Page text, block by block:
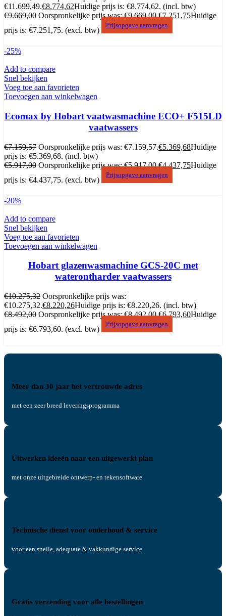
€11.699,49.€8.774,62Huidige prijs is: €8.774,62. (incl. btw)
€9.669,00 Oorspronkelijke prijs was: €9.669,00.€7.251,75Huidige
prijs is: €7.251,75. (excl. btw)
Prijsopgave aanvragen
-25%
Add to compare
Snel bekijken
Voeg toe aan favorieten
Toevoegen aan winkelwagen
Ecomax by Hobart vaatwasmachine ECO+ F515LD
vaatwassers
€7.159,57 Oorspronkelijke prijs was: €7.159,57.€5.369,68Huidige
prijs is: €5.369,68. (incl. btw)
€5.917,00 Oorspronkelijke prijs was: €5.917,00.€4.437,75Huidige
prijs is: €4.437,75. (excl. btw)
Prijsopgave aanvragen
-20%
Add to compare
Snel bekijken
Voeg toe aan favorieten
Toevoegen aan winkelwagen
Hobart glazenwasmachine GCS-20C met
waterontharder vaatwassers
€10.275,32 Oorspronkelijke prijs was:
€10.275,32.€8.220,26Huidige prijs is: €8.220,26. (incl. btw)
€8.492,00 Oorspronkelijke prijs was: €8.492,00.€6.793,60Huidige
prijs is: €6.793,60. (excl. btw)
Prijsopgave aanvragen
Meer dan 30 jaar het vertrouwde adres
met een zeer breed leveringsprogramma
Uitwerken ideeën naar een uitgewerkt plan
met onze uitgebreide ontwerp- en tekensoftware
Technische dienst voor onderhoud & service
voor een snelle, adequate & vakkundige service
Gratis verzending voor alle bestellingen